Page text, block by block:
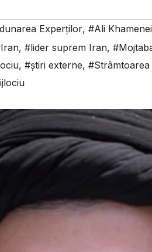
Experților, #Ali Khamenei
, #lider suprem Iran,
, #știri externe,